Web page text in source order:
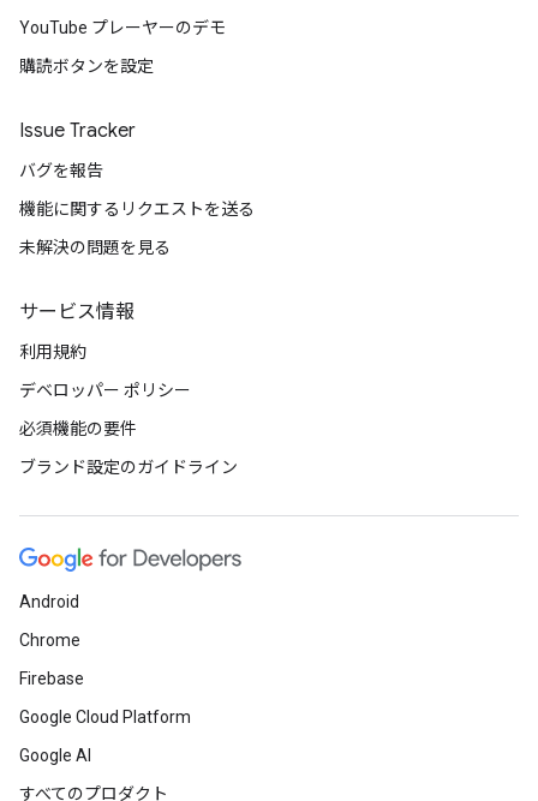
YouTube プレーヤーのデモ
購読ボタンを設定
Issue Tracker
バグを報告
機能に関するリクエストを送る
未解決の問題を見る
サービス情報
利用規約
デベロッパー ポリシー
必須機能の要件
ブランド設定のガイドライン
Android
Chrome
Firebase
Google Cloud Platform
Google AI
すべてのプロダクト